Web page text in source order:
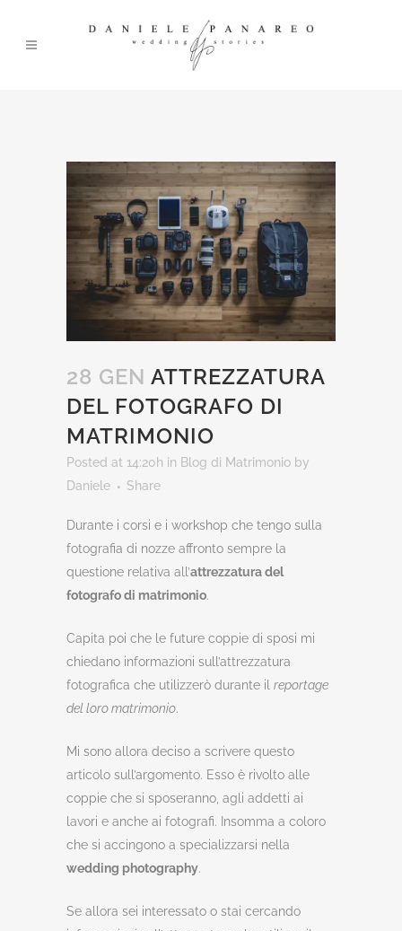
28 GEN ATTREZZATURA
DEL FOTOGRAFO DI
MATRIMONIO
Posted at 14:20h in Blog di Matrimonio by
Daniele
Share
Durante i corsi e i workshop che tengo sulla
fotografia di nozze affronto sempre la
questione relativa all’attrezzatura del
fotografo di matrimonio.
Capita poi che le future coppie di sposi mi
chiedano informazioni sull’attrezzatura
fotografica che utilizzerò durante il reportage
del loro matrimonio.
Mi sono allora deciso a scrivere questo
articolo sull’argomento. Esso è rivolto alle
coppie che si sposeranno, agli addetti ai
lavori e anche ai fotografi. Insomma a coloro
che si accingono a specializzarsi nella
wedding photography.
Se allora sei interessato o stai cercando